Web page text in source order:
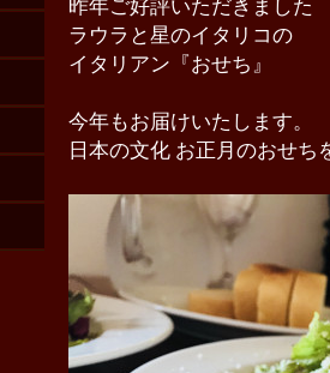
昨年ご好評いただきました
ラウラと星のイタリコの
イタリアン『おせち』
今年もお届けいたします。
日本の文化 お正月のおせち